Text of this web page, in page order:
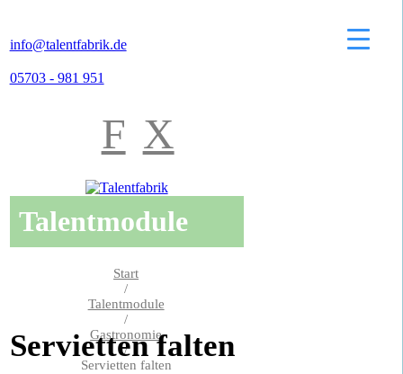
info@talentfabrik.de
05703 - 981 951
F X
Talentmodule
Start
/
Talentmodule
/
Gastronomie
/
Servietten falten
Servietten falten